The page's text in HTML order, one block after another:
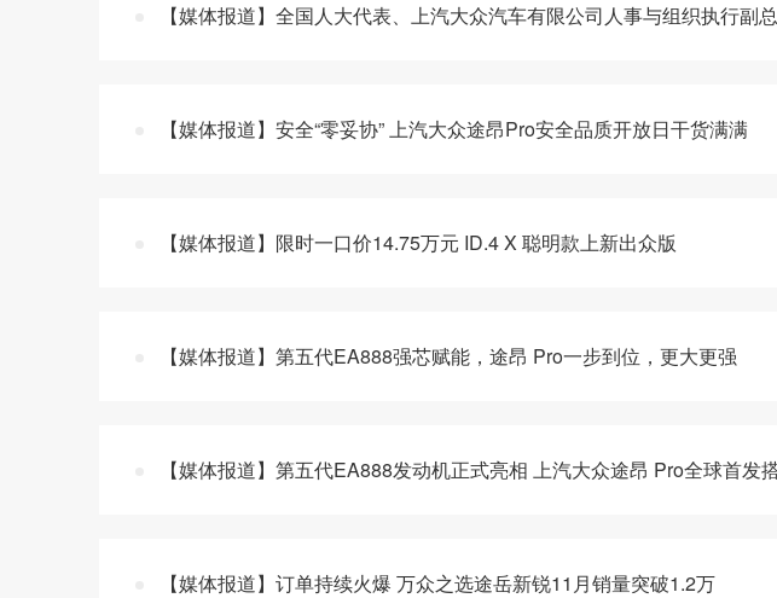
【媒体报道】全国人大代表、上汽大众汽车有限公司人事与组织执行副
【媒体报道】安全“零妥协” 上汽大众途昂Pro安全品质开放日干货满满
【媒体报道】限时一口价14.75万元 ID.4 X 聪明款上新出众版
【媒体报道】第五代EA888强芯赋能，途昂 Pro一步到位，更大更强
【媒体报道】第五代EA888发动机正式亮相 上汽大众途昂 Pro全球首发
【媒体报道】订单持续火爆 万众之选途岳新锐11月销量突破1.2万